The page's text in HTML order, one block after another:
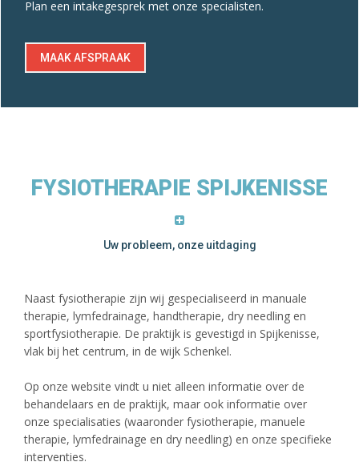
Plan een intakegesprek met onze specialisten.
MAAK AFSPRAAK
FYSIOTHERAPIE SPIJKENISSE
Uw probleem, onze uitdaging
Naast fysiotherapie zijn wij gespecialiseerd in manuale
therapie, lymfedrainage, handtherapie, dry needling en
sportfysiotherapie. De praktijk is gevestigd in Spijkenisse,
vlak bij het centrum, in de wijk Schenkel.
Op onze website vindt u niet alleen informatie over de
behandelaars en de praktijk, maar ook informatie over
onze specialisaties (waaronder fysiotherapie, manuele
therapie, lymfedrainage en dry needling) en onze specifieke
interventies.